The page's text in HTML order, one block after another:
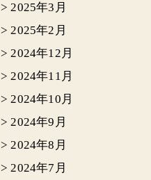
>2025年3月
>2025年2月
>2024年12月
>2024年11月
>2024年10月
>2024年9月
>2024年8月
>2024年7月